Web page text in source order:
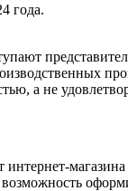
года.
а не